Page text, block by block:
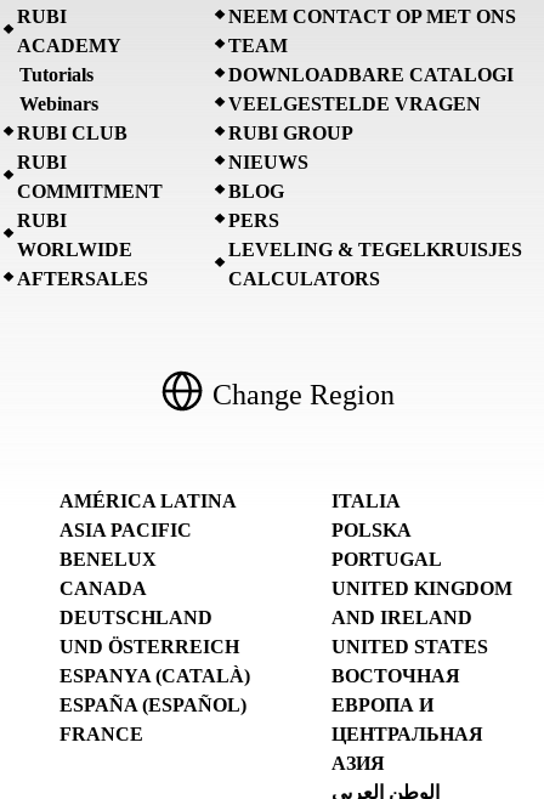
RUBI
ACADEMY
Tutorials
Webinars
RUBI CLUB
RUBI
COMMITMENT
RUBI
WORLWIDE
AFTERSALES
NEEM CONTACT OP MET ONS
TEAM
DOWNLOADBARE CATALOGI
VEELGESTELDE VRAGEN
RUBI GROUP
NIEUWS
BLOG
PERS
LEVELING & TEGELKRUISJES
CALCULATORS
Change Region
AMÉRICA LATINA
ASIA PACIFIC
BENELUX
CANADA
DEUTSCHLAND
UND ÖSTERREICH
ESPANYA (CATALÀ)
ESPAÑA (ESPAÑOL)
FRANCE
ITALIA
POLSKA
PORTUGAL
UNITED KINGDOM
AND IRELAND
UNITED STATES
ВОСТОЧНАЯ
ЕВРОПА И
ЦЕНТРАЛЬНАЯ
АЗИЯ
الوطن العربي